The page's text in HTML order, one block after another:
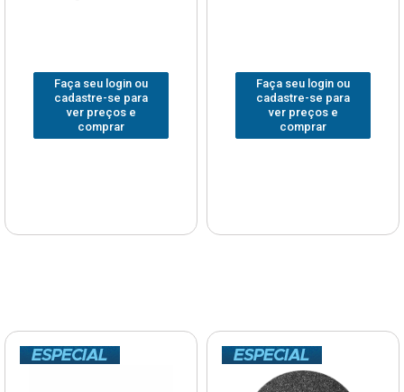
Faça seu login ou
cadastre-se para
ver preços e
Faça seu login ou
cadastre-se para
ver preços e